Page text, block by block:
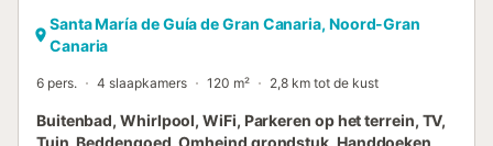
Santa María de Guía de Gran Canaria, Noord-Gran
Canaria
6 pers. 4 slaapkamers 120 m² 2,8 km tot de kust
Buitenbad, Whirlpool, WiFi, Parkeren op het terrein, TV,
Tuin, Beddengoed, Omheind grondstuk, Handdoeken